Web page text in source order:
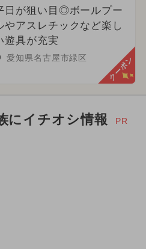
日が狙い目◎ボールプー
やアスレチックなど楽し
遊具が充実
愛知県名古屋市緑区 クーポン
にイチオシ情報 PR